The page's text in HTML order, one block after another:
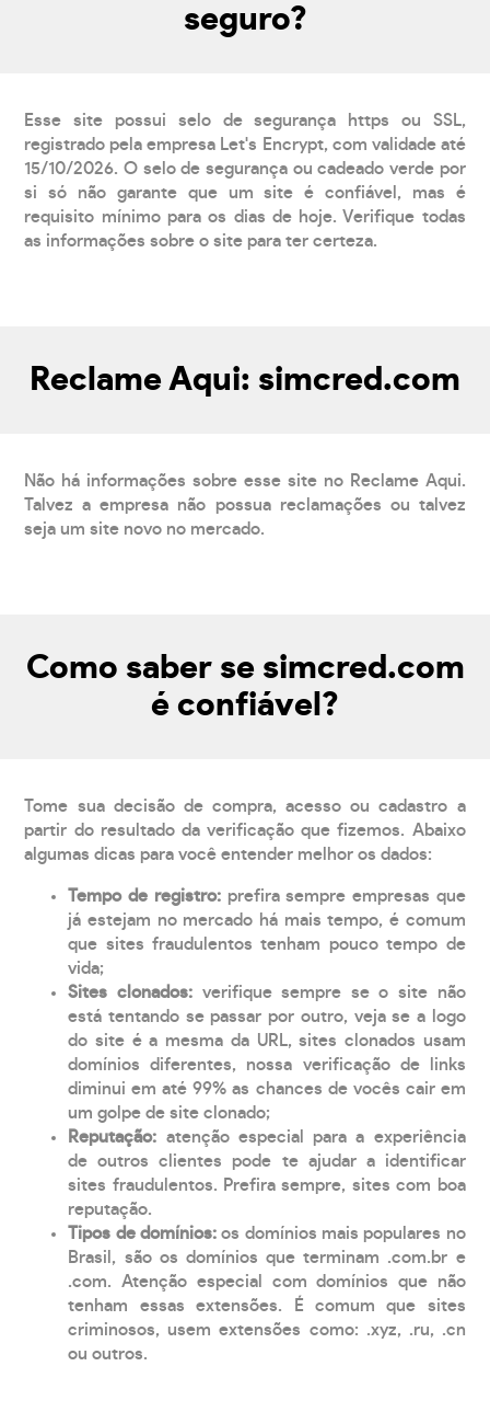
seguro?
Esse site possui selo de segurança https ou SSL,
registrado pela empresa Let's Encrypt, com validade até
15/10/2026. O selo de segurança ou cadeado verde por
si só não garante que um site é confiável, mas é
requisito mínimo para os dias de hoje. Verifique todas
as informações sobre o site para ter certeza.
Reclame Aqui: simcred.com
Não há informações sobre esse site no Reclame Aqui.
Talvez a empresa não possua reclamações ou talvez
seja um site novo no mercado.
Como saber se simcred.com
é confiável?
Tome sua decisão de compra, acesso ou cadastro a
partir do resultado da verificação que fizemos. Abaixo
algumas dicas para você entender melhor os dados:
Tempo de registro: prefira sempre empresas que
já estejam no mercado há mais tempo, é comum
que sites fraudulentos tenham pouco tempo de
vida;
Sites clonados: verifique sempre se o site não
está tentando se passar por outro, veja se a logo
do site é a mesma da URL, sites clonados usam
domínios diferentes, nossa verificação de links
diminui em até 99% as chances de vocês cair em
um golpe de site clonado;
Reputação: atenção especial para a experiência
de outros clientes pode te ajudar a identificar
sites fraudulentos. Prefira sempre, sites com boa
reputação.
Tipos de domínios:os domínios mais populares no
Brasil, são os domínios que terminam .com.br e
.com. Atenção especial com domínios que não
tenham essas extensões. É comum que sites
criminosos, usem extensões como: .xyz, .ru, .cn
ou outros.